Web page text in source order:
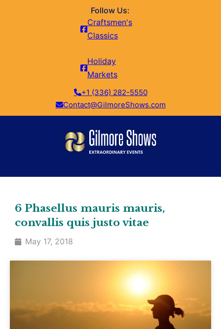
Follow Us:
Craftsmen's
Classics
Holiday
Markets
+1 (336) 282-5550
Contact@GilmoreShows.com
6 Phasellus mauris mauris,
convallis quis justo vitae
May 17, 2018